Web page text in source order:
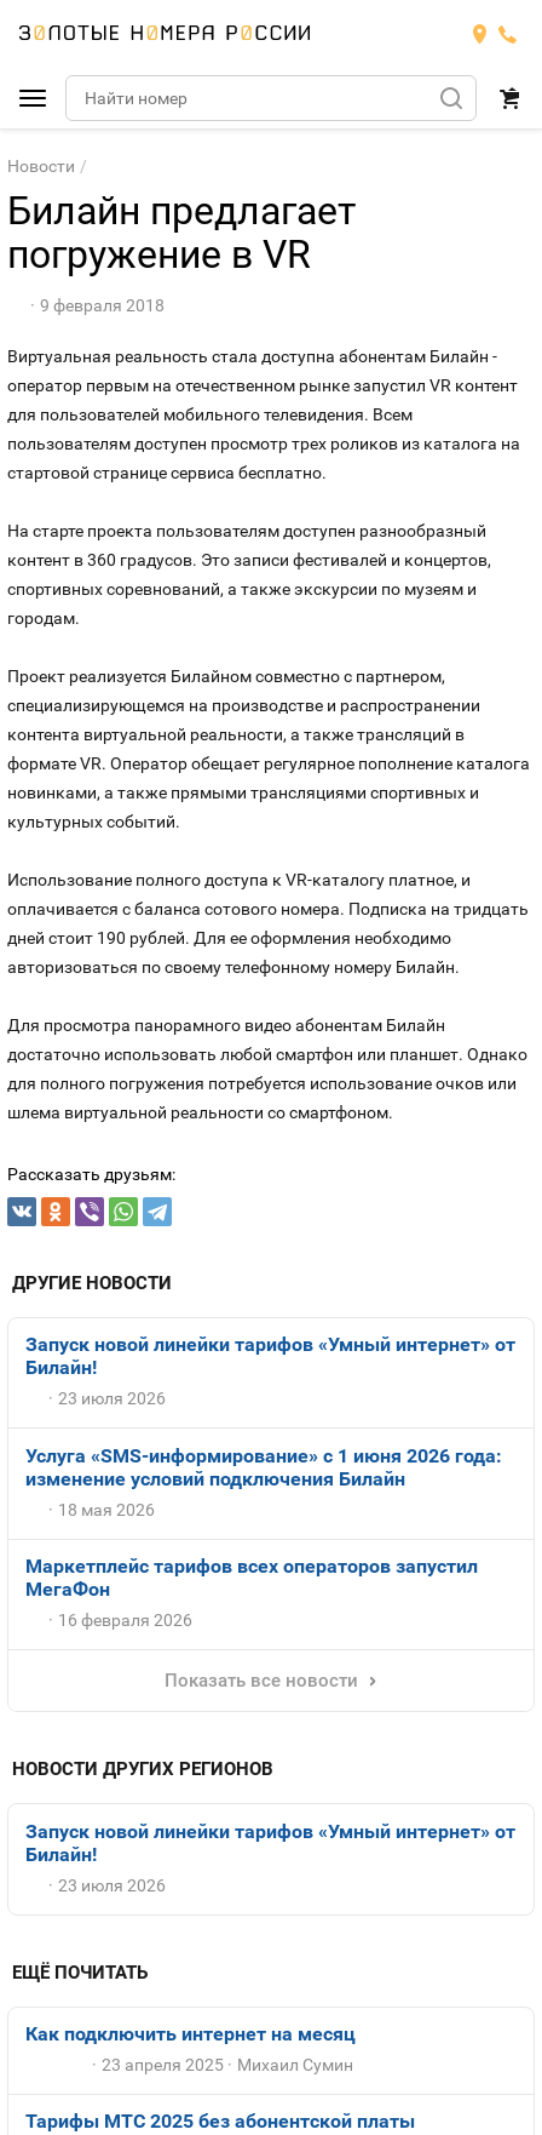
Подобрать номер
МТС
Билайн
Номера
Номера
Теле2
ЙОТА
Новости
Билайн предлагает
погружение в VR
9 февраля 2018
Виртуальная реальность стала доступна абонентам Билайн -
оператор первым на отечественном рынке запустил VR контент
для пользователей мобильного телевидения. Всем
пользователям доступен просмотр трех роликов из каталога на
стартовой странице сервиса бесплатно.
На старте проекта пользователям доступен разнообразный
контент в 360 градусов. Это записи фестивалей и концертов,
спортивных соревнований, а также экскурсии по музеям и
городам.
Проект реализуется Билайном совместно с партнером,
специализирующемся на производстве и распространении
контента виртуальной реальности, а также трансляций в
формате VR. Оператор обещает регулярное пополнение каталога
новинками, а также прямыми трансляциями спортивных и
культурных событий.
Использование полного доступа к VR-каталогу платное, и
оплачивается с баланса сотового номера. Подписка на тридцать
дней стоит 190 рублей. Для ее оформления необходимо
авторизоваться по своему телефонному номеру Билайн.
Для просмотра панорамного видео абонентам Билайн
достаточно использовать любой смартфон или планшет. Однако
для полного погружения потребуется использование очков или
шлема виртуальной реальности со смартфоном.
Рассказать друзьям:
ДРУГИЕ НОВОСТИ
Запуск новой линейки тарифов «Умный интернет» от
Билайн!
23 июля 2026
Услуга «SMS-информирование» с 1 июня 2026 года:
изменение условий подключения Билайн
18 мая 2026
Маркетплейс тарифов всех операторов запустил
МегаФон
16 февраля 2026
Показать все новости
НОВОСТИ ДРУГИХ РЕГИОНОВ
Запуск новой линейки тарифов «Умный интернет» от
Билайн!
23 июля 2026
ЕЩЁ ПОЧИТАТЬ
Как подключить интернет на месяц
23 апреля 2025 Михаил Сумин
Тарифы МТС 2025 без абонентской платы